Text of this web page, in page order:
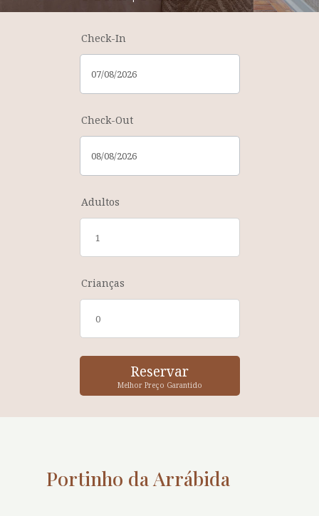
Check-In
Check-Out
Adultos
Crianças
Melhor Preço Garantido
Portinho da Arrábida